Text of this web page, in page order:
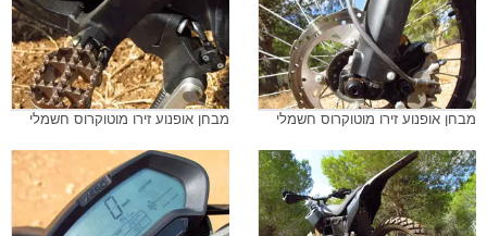
מבחן אופנוע זירו מוטוקרוס חשמלי מבחן אופנוע זירו מוטוקרוס חשמלי